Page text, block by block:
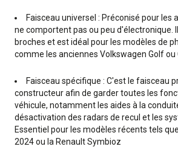
Faisceau universel : Préconisé pour les
ne comportent pas ou peu d'électronique.
broches et est idéal pour les modèles de
comme les anciennes Volkswagen Golf ou
Faisceau spécifique : C'est le faisceau
constructeur afin de garder toutes les
véhicule, notamment les aides à la
désactivation des radars de recul et les
Essentiel pour les modèles récents tels
2024 ou la Renault Symbioz